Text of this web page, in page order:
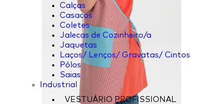
Calças
Casacos
Coletes
Jalecas de Cozinheiro/a
Jaquetas
Laços/ Lenços/ Gravatas/ Cintos
Pólos
Saias
Industrial
VESTUÁRIO PROFISSIONAL